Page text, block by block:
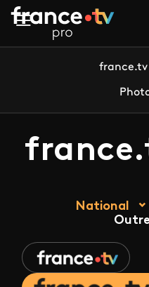
Aller au contenu principal
france.tv
National